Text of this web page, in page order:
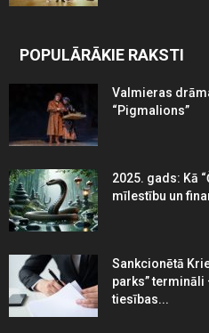
POPULĀRĀKIE RAKSTI
Valmieras
“Pigmalions”
2025. gads: Kā
mīlestību un
Sankcionētā
parks”
tiesības...